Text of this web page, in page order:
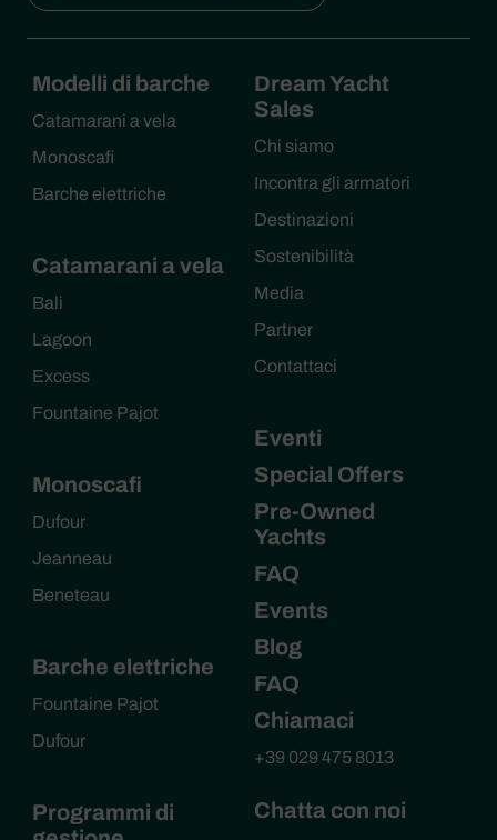
Modelli di barche
Catamarani a vela
Monoscafi
Barche elettriche
Catamarani a vela
Bali
Lagoon
Excess
Fountaine Pajot
Monoscafi
Dufour
Jeanneau
Beneteau
Barche elettriche
Fountaine Pajot
Dufour
Programmi di
Dream Yacht
Sales
Chi siamo
Incontra gli armatori
Destinazioni
Sostenibilità
Media
Partner
Contattaci
Eventi
Special Offers
Pre-Owned
Yachts
FAQ
Events
Blog
FAQ
Chiamaci
+39 029 475 8013
Chatta con noi